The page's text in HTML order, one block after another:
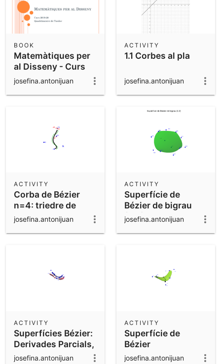
Matemàtiques per
al Disseny - Curs
2019-20 Q1
EPSEVG
BOOK
josefina.antonijuan
1.1 Corbes al pla
ACTIVITY
josefina.antonijuan
Corba de Bézier
n=4: triedre de
Frénet, Offset,
tubular
ACTIVITY
josefina.antonijuan
Superfície de
Bézier de bigrau
(3,2)
ACTIVITY
josefina.antonijuan
Superfícies Bézier:
Derivades Parcials,
Offset
ACTIVITY
josefina.antonijuan
Superfície de
Bézier
biquadràtica:
ACTIVITY
josefina.antonijuan